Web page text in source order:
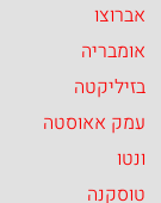
אברוצו
אומבריה
בזיליקטה
עמק אאוסטה
ונטו
טוסקנה